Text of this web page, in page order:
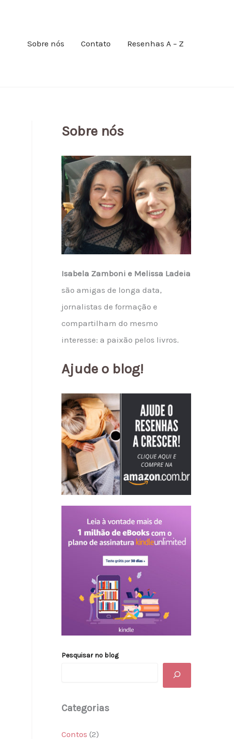
Sobre nós Contato Resenhas A – Z
Sobre nós
Isabela Zamboni e Melissa Ladeia
são amigas de longa data,
jornalistas de formação e
compartilham do mesmo
interesse: a paixão pelos livros.
Ajude o blog!
Pesquisar no blog
Categorias
Contos (2)